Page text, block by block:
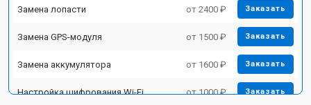
Замена лопасти от 2400 ₽ Заказать
Замена GPS-модуля от 1500 ₽ Заказать
Замена аккумулятора от 1600 ₽ Заказать
Настройка шифрования Wi-Fi от 1000 ₽ Заказать